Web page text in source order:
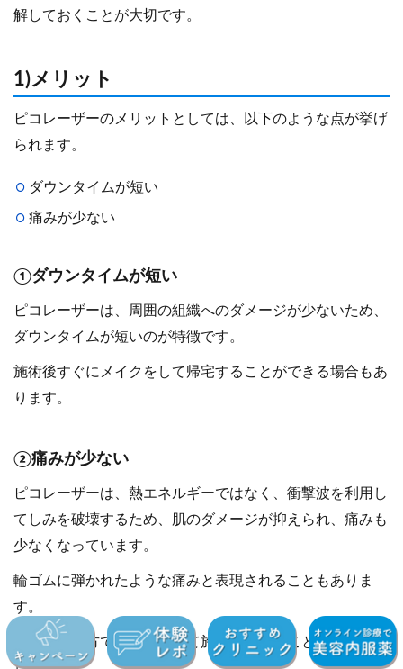
解しておくことが大切です。
1)メリット
ピコレーザーのメリットとしては、以下のような点が挙げ
られます。
ダウンタイムが短い
痛みが少ない
①ダウンタイムが短い
ピコレーザーは、周囲の組織へのダメージが少ないため、
ダウンタイムが短いのが特徴です。
施術後すぐにメイクをして帰宅することができる場合もあ
ります。
②痛みが少ない
ピコレーザーは、熱エネルギーではなく、衝撃波を利用し
てしみを破壊するため、肌のダメージが抑えられ、痛みも
少なくなっています。
輪ゴムに弾かれたような痛みと表現されることもありま
す。
痛みに弱い方でも、安心して施術を受けることができるで